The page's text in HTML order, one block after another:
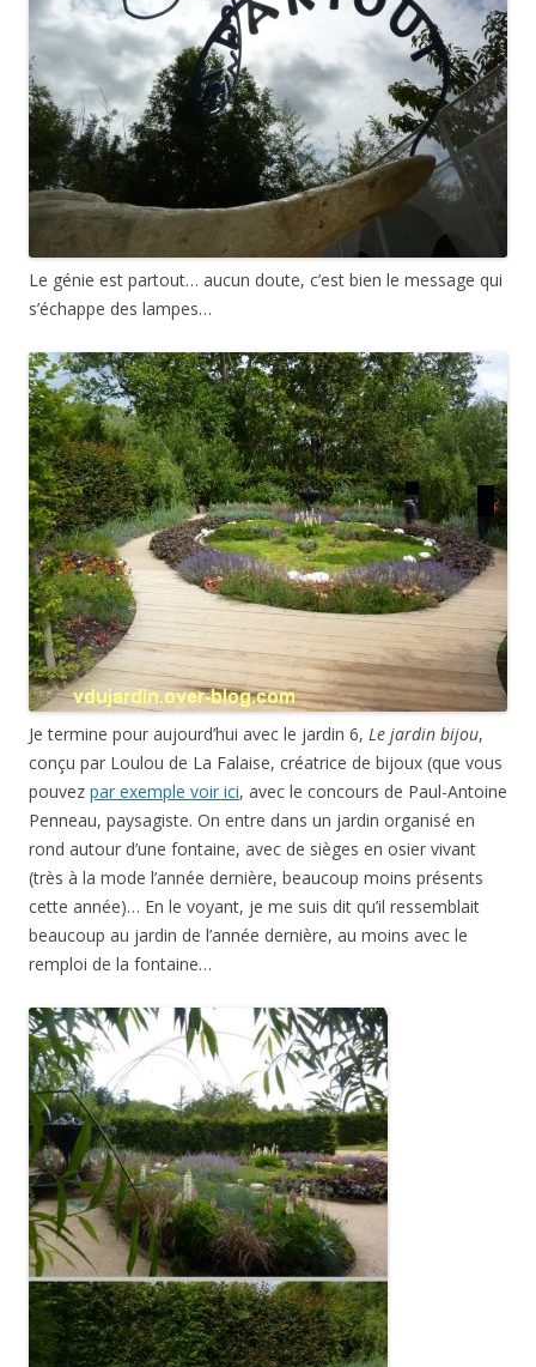
Le génie est partout… aucun doute, c’est bien le message qui
s’échappe des lampes…
Je termine pour aujourd’hui avec le jardin 6, Le jardin bijou,
conçu par Loulou de La Falaise, créatrice de bijoux (que vous
pouvez par exemple voir ici, avec le concours de Paul-Antoine
Penneau, paysagiste. On entre dans un jardin organisé en
rond autour d’une fontaine, avec de sièges en osier vivant
(très à la mode l’année dernière, beaucoup moins présents
cette année)… En le voyant, je me suis dit qu’il ressemblait
beaucoup au jardin de l’année dernière, au moins avec le
remploi de la fontaine…